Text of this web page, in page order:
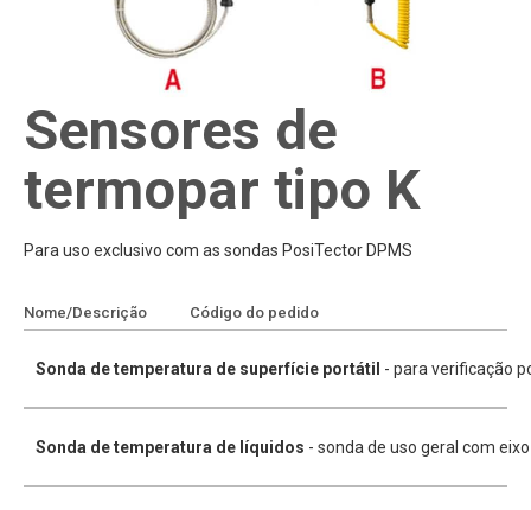
Sensores de
termopar tipo K
Para uso exclusivo com as sondas PosiTector DPMS
Nome/Descrição Código do pedido
Sonda de temperatura de superfície portátil - para verificação
Sonda de temperatura de líquidos - sonda de uso geral com